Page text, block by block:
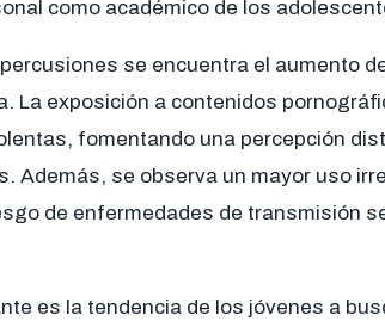
como académico de los
se encuentra el aumento
La exposición a contenidos
fomentando una percepción
Además, se observa un mayor uso
de enfermedades de transmisión
es la tendencia de los jóvenes a